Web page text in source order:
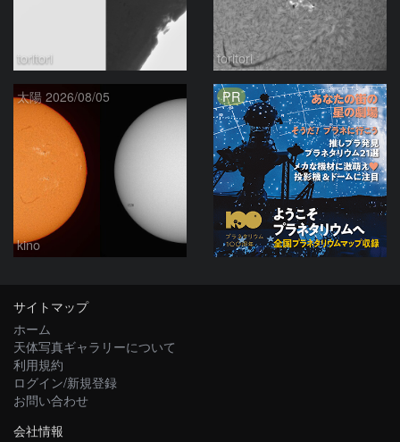
toritori toritori
太陽 2026/08/05
kino
PR
サイトマップ
ホーム
天体写真ギャラリーについて
利用規約
ログイン/新規登録
お問い合わせ
会社情報